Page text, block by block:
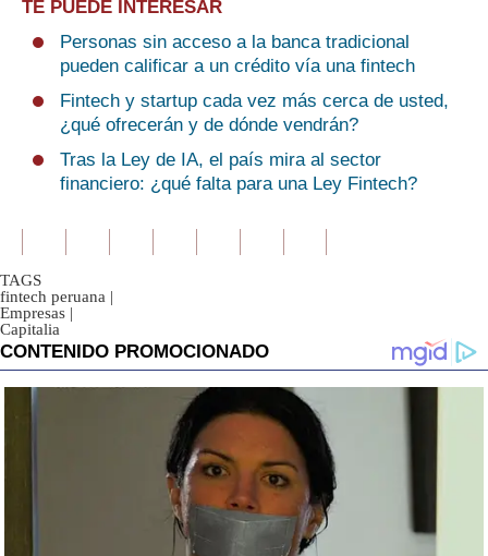
TE PUEDE INTERESAR
Personas sin acceso a la banca tradicional
pueden calificar a un crédito vía una fintech
Fintech y startup cada vez más cerca de usted,
¿qué ofrecerán y de dónde vendrán?
Tras la Ley de IA, el país mira al sector
financiero: ¿qué falta para una Ley Fintech?
TAGS
fintech peruana |
Empresas |
Capitalia